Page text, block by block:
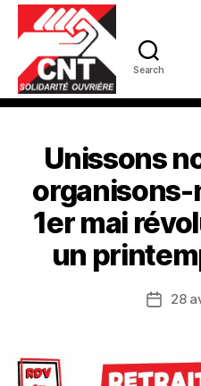
Search
Unissons
organisons-
1er mai
un
Date
28